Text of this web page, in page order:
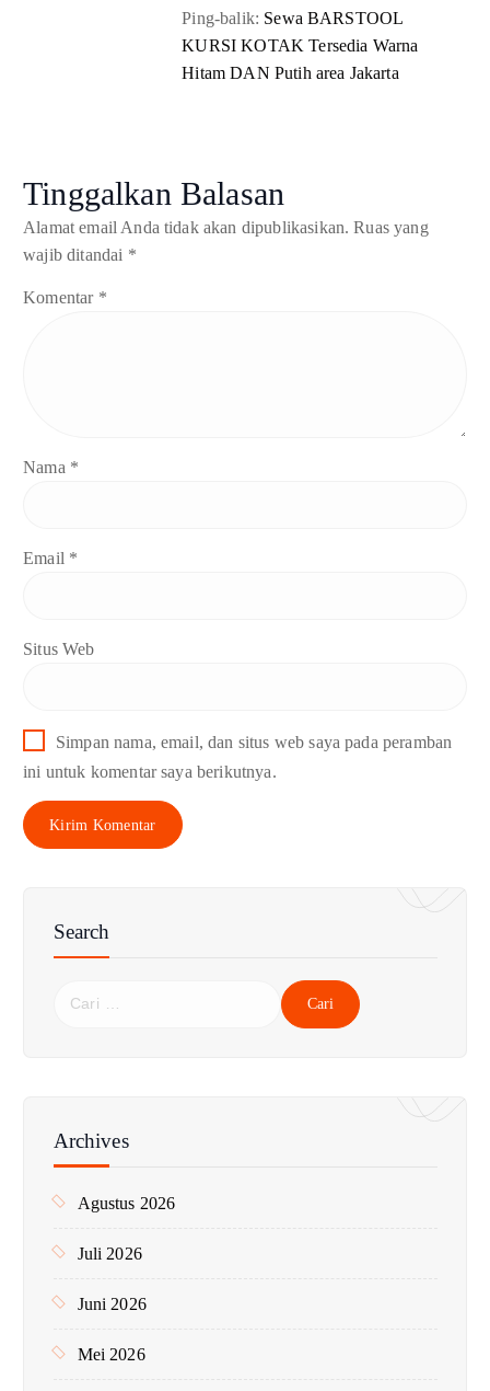
Ping-balik: Sewa BARSTOOL
KURSI KOTAK Tersedia Warna
Hitam DAN Putih area Jakarta
Tinggalkan Balasan
Alamat email Anda tidak akan dipublikasikan. Ruas yang
wajib ditandai *
Komentar *
Nama *
Email *
Situs Web
Simpan nama, email, dan situs web saya pada peramban
ini untuk komentar saya berikutnya.
Search
n
k
Archives
Agustus 2026
Juli 2026
Juni 2026
Mei 2026